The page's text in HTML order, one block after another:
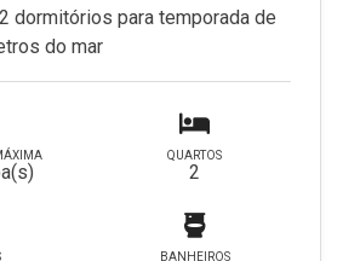
dormitórios para temporada de
do mar
QUARTOS
2
BANHEIROS